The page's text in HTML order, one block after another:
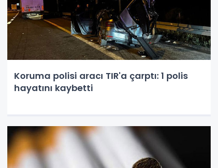
Koruma polisi aracı TIR'a çarptı: 1 polis
hayatını kaybetti